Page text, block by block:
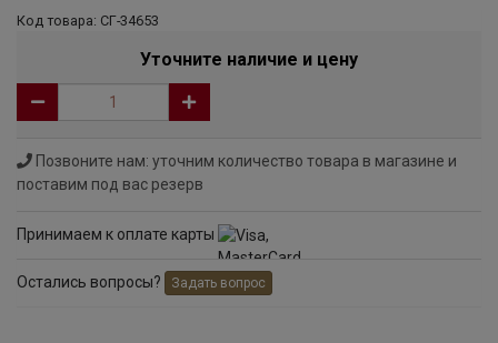
Код товара: СГ-34653
Уточните наличие и цену
Позвоните нам: уточним количество товара в магазине и
поставим под вас резерв
Принимаем к оплате карты
Остались вопросы? Задать вопрос